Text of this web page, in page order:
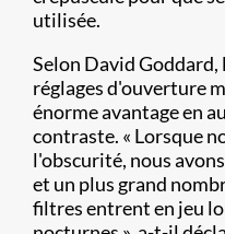
utilisée.
Selon David
réglages d'ouverture
énorme avantage en
contraste. « Lorsque
l'obscurité, nous
et un plus grand
filtres entrent en jeu